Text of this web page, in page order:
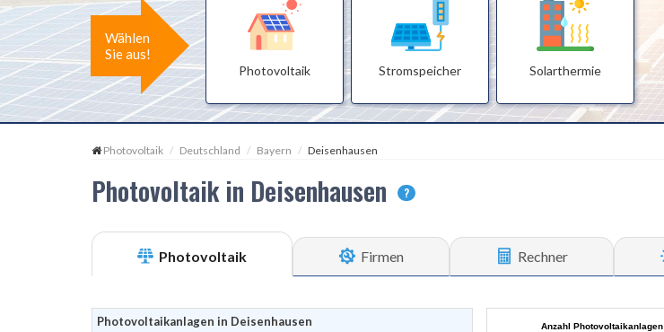
Wählen
Sie aus!
Photovoltaik Stromspeicher Solarthermie
Photovoltaik Deutschland Bayern Deisenhausen
Photovoltaik in Deisenhausen ?
Photovoltaik Firmen Rechner
Photovoltaikanlagen in Deisenhausen
Anzahl Photovoltaikanlagen